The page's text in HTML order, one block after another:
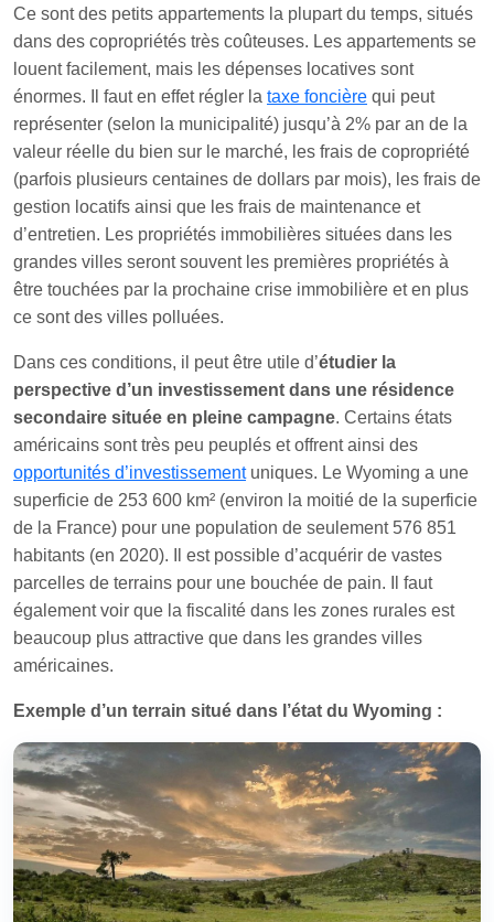
Ce sont des petits appartements la plupart du temps, situés
dans des copropriétés très coûteuses. Les appartements se
louent facilement, mais les dépenses locatives sont
énormes. Il faut en effet régler la taxe foncière qui peut
représenter (selon la municipalité) jusqu’à 2% par an de la
valeur réelle du bien sur le marché, les frais de copropriété
(parfois plusieurs centaines de dollars par mois), les frais de
gestion locatifs ainsi que les frais de maintenance et
d’entretien. Les propriétés immobilières situées dans les
grandes villes seront souvent les premières propriétés à
être touchées par la prochaine crise immobilière et en plus
ce sont des villes polluées.
Dans ces conditions, il peut être utile d’étudier la
perspective d’un investissement dans une résidence
secondaire située en pleine campagne. Certains états
américains sont très peu peuplés et offrent ainsi des
opportunités d’investissementuniques. Le Wyoming a une
superficie de 253 600 km² (environ la moitié de la superficie
de la France) pour une population de seulement 576 851
habitants (en 2020). Il est possible d’acquérir de vastes
parcelles de terrains pour une bouchée de pain. Il faut
également voir que la fiscalité dans les zones rurales est
beaucoup plus attractive que dans les grandes villes
américaines.
Exemple d’un terrain situé dans l’état du Wyoming :